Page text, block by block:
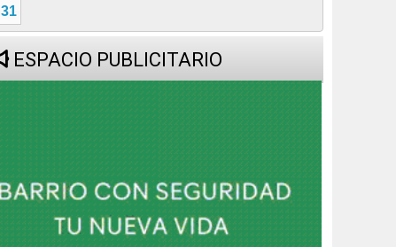
31
ESPACIO PUBLICITARIO